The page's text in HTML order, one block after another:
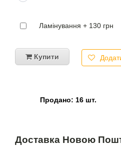
Ламінування + 130 грн
Купити
Продано: 16 шт.
Доставка Новою